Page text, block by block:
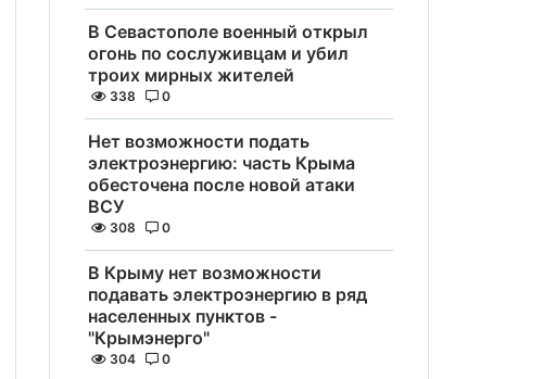
В Севастополе военный открыл
огонь по сослуживцам и убил
троих мирных жителей
338 0
Нет возможности подать
электроэнергию: часть Крыма
обесточена после новой атаки
ВСУ
308 0
В Крыму нет возможности
подавать электроэнергию в ряд
населенных пунктов -
"Крымэнерго"
304 0